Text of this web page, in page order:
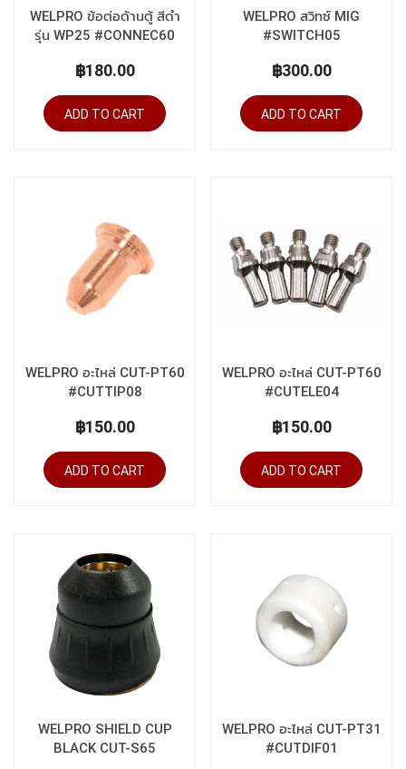
WELPRO ข้อต่อด้านตู้ สีดำ
รุ่น WP25 #CONNEC60
฿180.00
ADD TO CART
WELPRO สวิทซ์ MIG
#SWITCH05
฿300.00
ADD TO CART
WELPRO อะไหล่ CUT-PT60
#CUTTIP08
฿150.00
ADD TO CART
WELPRO อะไหล่ CUT-PT60
#CUTELE04
฿150.00
ADD TO CART
WELPRO SHIELD CUP
BLACK CUT-S65
WELPRO อะไหล่ CUT-PT31
#CUTDIF01